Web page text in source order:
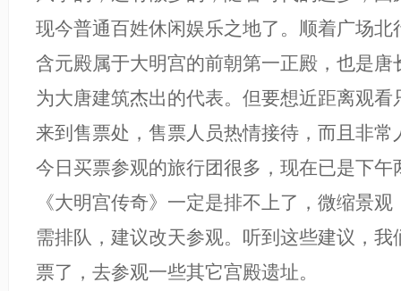
现今普通百姓休闲娱乐之地了。顺着广场北
含元殿属于大明宫的前朝第一正殿，也是唐
为大唐建筑杰出的代表。但要想近距离观看
来到售票处，售票人员热情接待，而且非常
今日买票参观的旅行团很多，现在已是下午
《大明宫传奇》一定是排不上了，微缩景
需排队，建议改天参观。听到这些建议，我
票了，去参观一些其它宫殿遗址。